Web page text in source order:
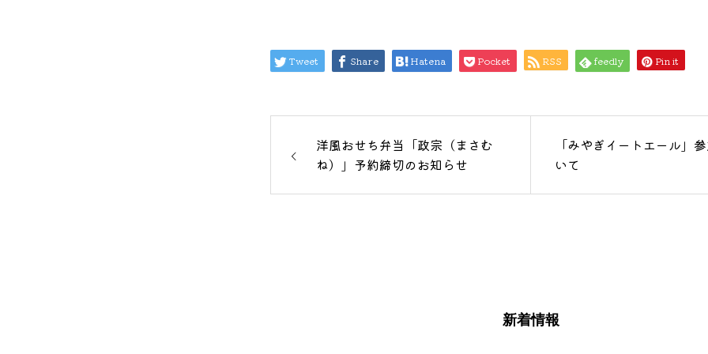
Tweet Share Hatena Pocket RSS feedly Pin it
洋風おせち弁当「政宗（まさむ
ね）」予約締切のお知らせ
「みやぎイートエール」
いて
新着情報